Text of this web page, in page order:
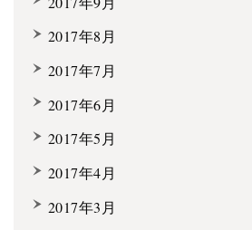
2017年8月
2017年7月
2017年6月
2017年5月
2017年4月
2017年3月